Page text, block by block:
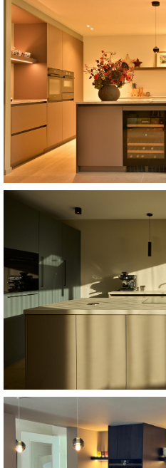
Warmte tinten
Deze keuken combineert
stijlvol en duurzaam Taj
praktische, moderne
Vanaf
Bekijk
design, waardoor een
ontstaat. Het resultaat:
eyecatcher.
Bekijk